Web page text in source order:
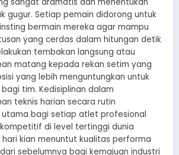
gugur. Setiap pemain didorong untuk
bermain mereka agar mampu
yang cerdas dalam hitungan detik
tembakan langsung atau
matang kepada rekan setim yang
yang lebih menguntungkan untuk
tim. Kedisiplinan dalam
teknis harian secara rutin
utama bagi setiap atlet profesional
di level tertinggi dunia
kian menuntut kualitas performa
sebelumnya bagi kemajuan industri